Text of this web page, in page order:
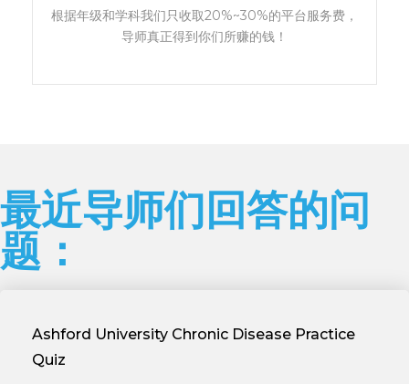
根据年级和学科我们只收取20%~30%的平台服务费，
导师真正得到你们所赚的钱！
最近导师们回答的问
题：
Ashford University Chronic Disease Practice
Quiz